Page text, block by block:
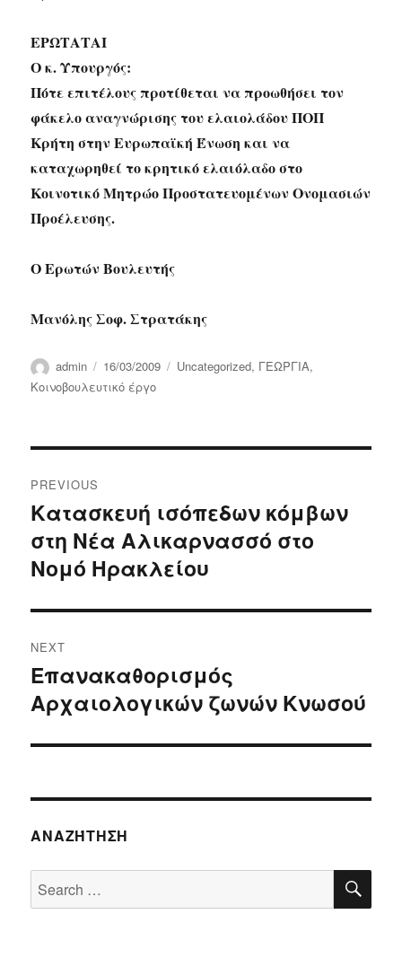
ΕΡΩΤΑΤΑΙ
Ο κ. Υπουργός:
Πότε επιτέλους προτίθεται να προωθήσει τον
φάκελο αναγνώρισης του ελαιολάδου ΠΟΠ
Κρήτη στην Ευρωπαϊκή Ένωση και να
καταχωρηθεί το κρητικό ελαιόλαδο στο
Κοινοτικό Μητρώο Προστατευομένων Ονομασιών
Προέλευσης.
Ο Ερωτών Βουλευτής
Μανόλης Σοφ. Στρατάκης
Author
admin
Posted
on
16/03/2009 Categories
Uncategorized, ΓΕΩΡΓΙΑ,
Κοινοβουλευτικό έργο
navigation
PREVIOUS
Previous
post:
Κατασκευή ισόπεδων κόμβων
στη Νέα Αλικαρνασσό στο
Νομό Ηρακλείου
NEXT
Next
post:
Επανακαθορισμός
Αρχαιολογικών ζωνών Κνωσού
ΑΝΑΖΉΤΗΣΗ
Search
for: